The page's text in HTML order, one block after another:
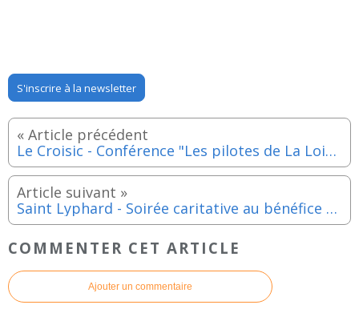
S'inscrire à la newsletter
Le Croisic - Conférence "Les pilotes de La Loire"- Hier, aujourd'hui, demain - Jeudi 30 mars 2023
Saint Lyphard - Soirée caritative au bénéfice de l'association "Univers-Sel" - Jeudi 9 mars 2023
COMMENTER CET ARTICLE
Ajouter un commentaire